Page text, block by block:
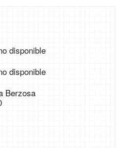
disponible
disponible
Berzosa